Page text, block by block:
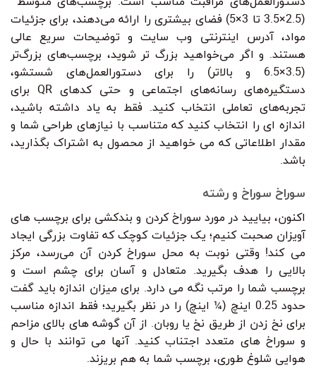
(2.5×3.5 تا 3×5) فضای بیشتری را ارائه می‌دهند، برای جزئیات
مواد، آدرس اینترنتی وب سایت و توضیحات سریع عالی
هستند. و اگر می‌خواهید بزرگ تر شوید، برچسب‌های بزرگ‌تر
(3.5×6.5 و بالاتر) را برای دستورالعمل‌های شستشو،
دستگیره‌های رسانه‌های اجتماعی و حتی کدهای QR برای
تجربه‌های تعاملی انتخاب کنید. فقط به یاد داشته باشید،
اندازه ای را انتخاب کنید که متناسب با نیازهای طراحی شما و
مقدار اطلاعاتی که می خواهید از محصول به اشتراک بگذارید،
باشد.
سوراخ سوراخ و رشته
اکنون، بیایید در مورد سوراخ کردن و بندکشی برای برچسب های
آویزان صحبت کنیم؛ یک جزئیات کوچک که تفاوت بزرگی ایجاد
می کند! وقتی نوبت به محل سوراخ کردن آن می‌رسد، مرکز
بالایی را هدف بگیرید. متعادل و آسان برای چشم است و
برچسب شما را مرتب نگه می دارد. برای میزان اندازه باید گفت
حدود 0.25 اینچ (¼ اینچ) را در نظر بگیرید؛ فقط اندازه مناسب
برای نخ زدن از طریق نخ یا روبان. از آن گوشه های بالای مزاحم
و سوراخ های متعدد اجتناب کنید. آنها می توانند با حال و
هوایی شلوغ طوری، برچسب شما به هم بریزند.